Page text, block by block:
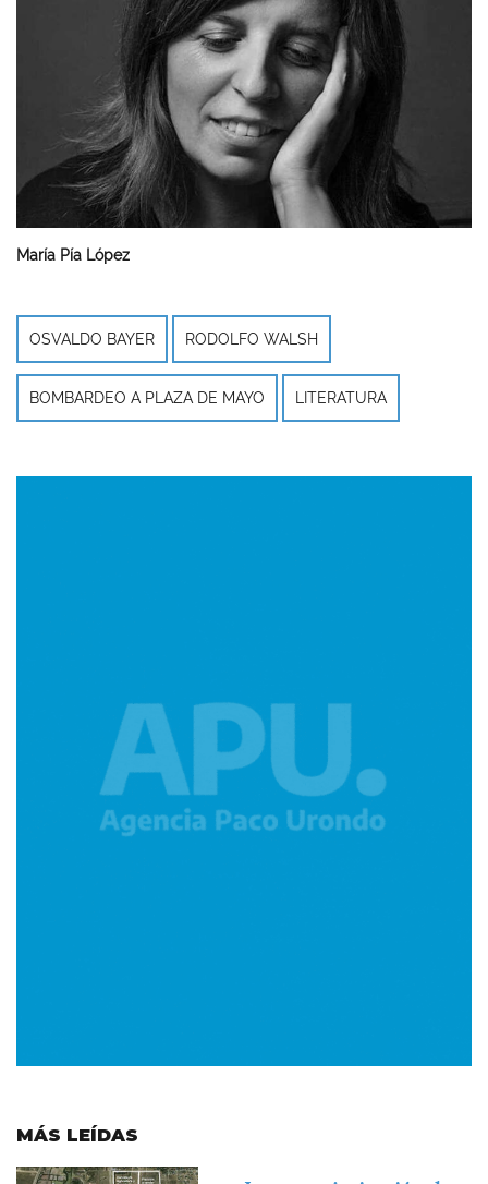
María Pía López
OSVALDO BAYER RODOLFO WALSH
BOMBARDEO A PLAZA DE MAYO LITERATURA
MÁS LEÍDAS
Imagen